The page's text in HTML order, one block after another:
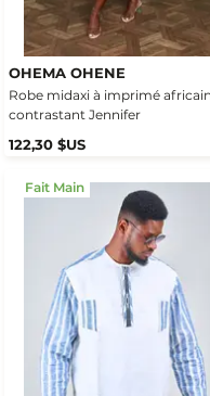
OHEMA OHENE
Robe midaxi à imprimé africain
contrastant Jennifer
122,30 $US
Fait Main